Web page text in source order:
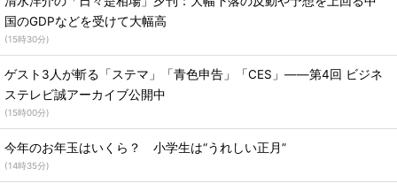
国のGDPなどを受けて大幅高
(15時30分)
ゲスト3人が斬る「ステマ」「青色申告」「CES」――第4回 ビジネ
ステレビ誠アーカイブ公開中
(15時00分)
今年のお年玉はいくら？ 小学生は“うれしい正月”
(14時35分)